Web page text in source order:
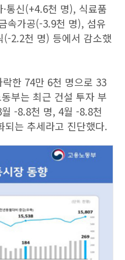
통신(+4.6천 명), 식료품
속가공(-3.9천 명), 섬유
(-2.2천 명) 등에서 감소했
한 74만 6천 명으로 33
부는 최근 건설 투자 부
-8.8천 명, 4월 -8.8천
는 추세라고 진단했다.